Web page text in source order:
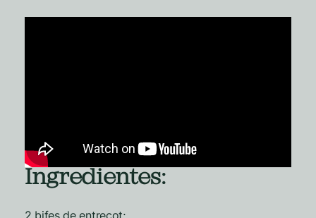
Ingredientes:
2 bifes de entrecot;